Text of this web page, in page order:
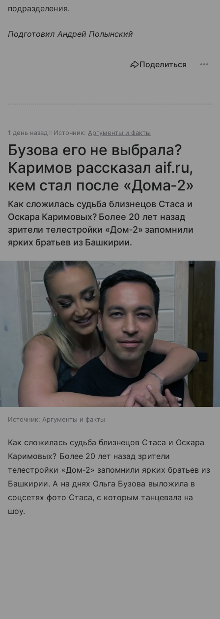
подразделения.
Подготовил Андрей Полынский
Поделиться
1 день назад Источник: Аргументы и факты
Бузова его не выбрала?
Каримов рассказал aif.ru,
кем стал после «Дома‐2»
Как сложилась судьба близнецов Стаса и
Оскара Каримовых? Более 20 лет назад
зрители телестройки «Дом‐2» запомнили
ярких братьев из Башкирии.
Источник: Аргументы и факты
Как сложилась судьба близнецов Стаса и Оскара
Каримовых? Более 20 лет назад зрители
телестройки «Дом‑2» запомнили ярких братьев из
Башкирии. А на днях Ольга Бузова выложила в
соцсетях фото Стаса, с которым танцевала на
шоу.